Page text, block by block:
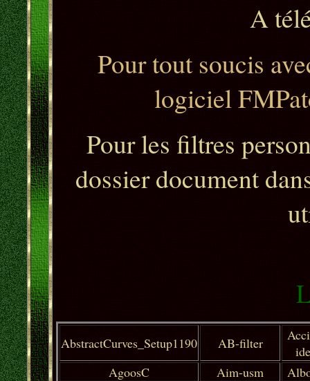
A
Pour tout soucis
logiciel
Pour les filtres
dossier document
AbstractCurves_Setup1190 AB-filter
AgoosC
Aim-usm